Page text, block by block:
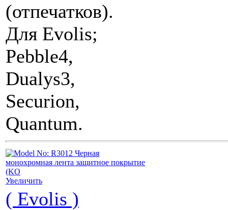
(отпечатков).
Для Evolis;
Pebble4,
Dualys3,
Securion,
Quantum.
Увеличить
( Evolis )